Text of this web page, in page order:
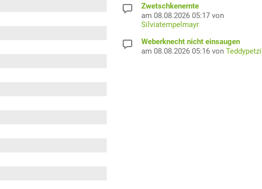
Zwetschkenernte
am 08.08.2026 05:17 von
Silviatempelmayr
Weberknecht nicht einsaugen
am 08.08.2026 05:16 von Teddypetzi